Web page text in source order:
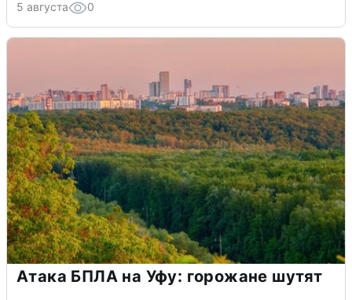
5 августа 0
Атака БПЛА на Уфу: горожане шутят